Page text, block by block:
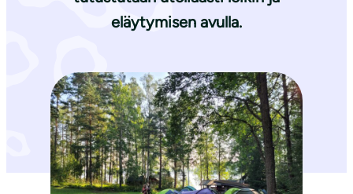
eläytymisen avulla.